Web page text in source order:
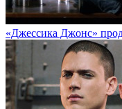
«Джессика Джонс»